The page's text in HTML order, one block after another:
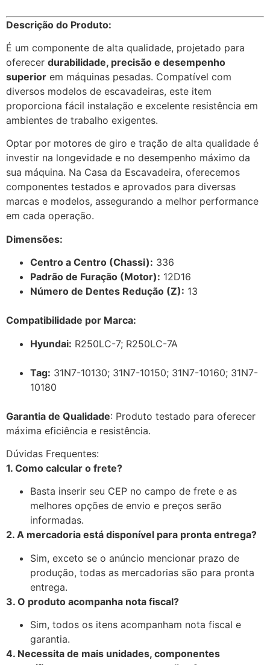
Descrição do Produto:
É um componente de alta qualidade, projetado para
oferecer durabilidade, precisão e desempenho
superior em máquinas pesadas. Compatível com
diversos modelos de escavadeiras, este item
proporciona fácil instalação e excelente resistência em
ambientes de trabalho exigentes.
Optar por motores de giro e tração de alta qualidade é
investir na longevidade e no desempenho máximo da
sua máquina. Na Casa da Escavadeira, oferecemos
componentes testados e aprovados para diversas
marcas e modelos, assegurando a melhor performance
em cada operação.
Dimensões:
Centro a Centro (Chassi): 336
Padrão de Furação (Motor): 12D16
Número de Dentes Redução (Z): 13
Compatibilidade por Marca:
Hyundai: R250LC-7; R250LC-7A
Tag: 31N7-10130; 31N7-10150; 31N7-10160; 31N7-
10180
Garantia de Qualidade: Produto testado para oferecer
máxima eficiência e resistência.
Dúvidas Frequentes:
1. Como calcular o frete?
Basta inserir seu CEP no campo de frete e as
melhores opções de envio e preços serão
informadas.
2. A mercadoria está disponível para pronta entrega?
Sim, exceto se o anúncio mencionar prazo de
produção, todas as mercadorias são para pronta
entrega.
3. O produto acompanha nota fiscal?
Sim, todos os itens acompanham nota fiscal e
garantia.
4. Necessita de mais unidades, componentes